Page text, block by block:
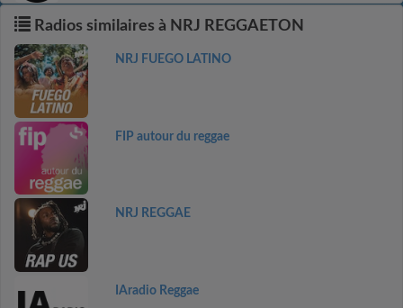
Radios similaires à NRJ REGGAETON
NRJ FUEGO LATINO
FIP autour du reggae
NRJ REGGAE
IAradio Reggae